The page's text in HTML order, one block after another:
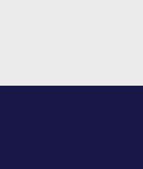
IMPRESSUM